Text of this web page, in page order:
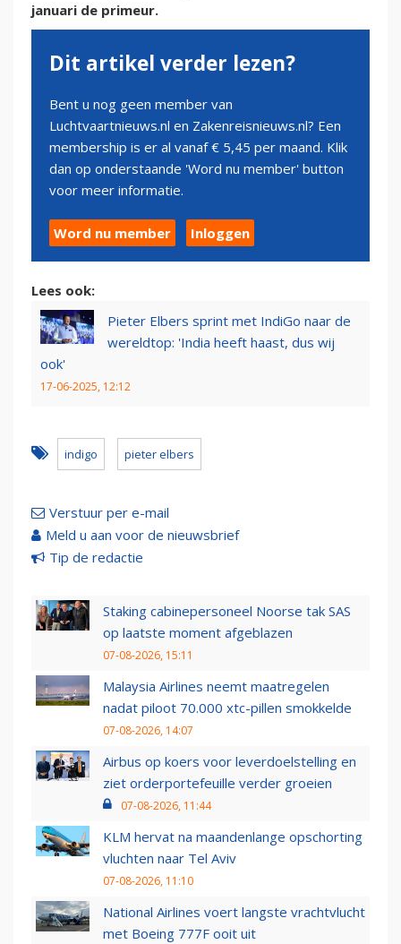
januari de primeur.
Dit artikel verder lezen?
Bent u nog geen member van
Luchtvaartnieuws.nl en Zakenreisnieuws.nl? Een
membership is er al vanaf € 5,45 per maand. Klik
dan op onderstaande 'Word nu member' button
voor meer informatie.
Word nu member Inloggen
Lees ook:
Pieter Elbers sprint met IndiGo naar de
wereldtop: 'India heeft haast, dus wij
ook'
17-06-2025, 12:12
indigo pieter elbers
Verstuur per e-mail
Meld u aan voor de nieuwsbrief
Tip de redactie
Staking cabinepersoneel Noorse tak SAS
op laatste moment afgeblazen
07-08-2026, 15:11
Malaysia Airlines neemt maatregelen
nadat piloot 70.000 xtc-pillen smokkelde
07-08-2026, 14:07
Airbus op koers voor leverdoelstelling en
ziet orderportefeuille verder groeien
07-08-2026, 11:44
KLM hervat na maandenlange opschorting
vluchten naar Tel Aviv
07-08-2026, 11:10
National Airlines voert langste vrachtvlucht
met Boeing 777F ooit uit